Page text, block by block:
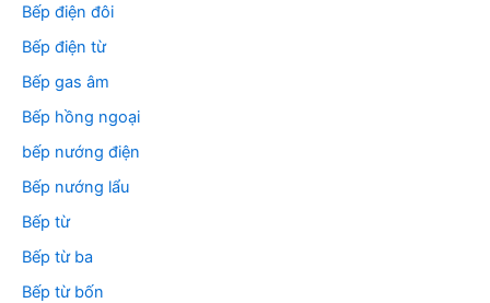
Bếp điện đôi
Bếp điện từ
Bếp gas âm
Bếp hồng ngoại
bếp nướng điện
Bếp nướng lẩu
Bếp từ
Bếp từ ba
Bếp từ bốn